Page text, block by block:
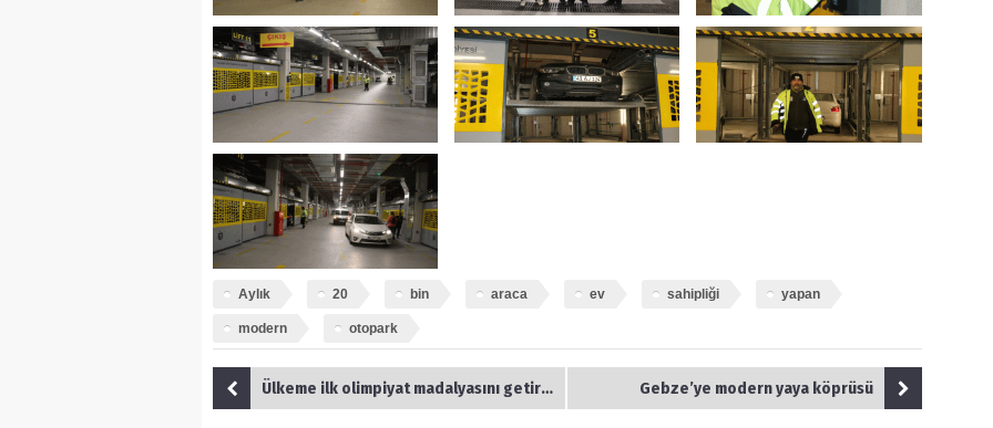
Aylık 20 bin araca ev sahipliği yapan
modern otopark
Ülkeme ilk olimpiyat madalyasını getirmek istiyorum Gebze’ye modern yaya köprüsü